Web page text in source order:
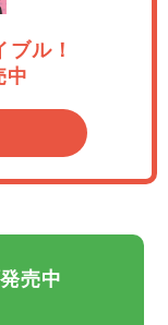
ル！
中
売中